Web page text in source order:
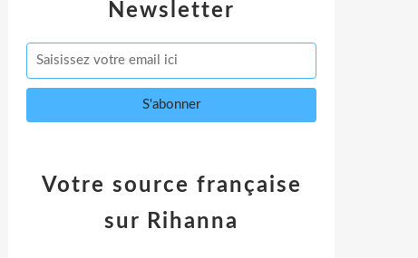
Newsletter
Votre source française
sur Rihanna